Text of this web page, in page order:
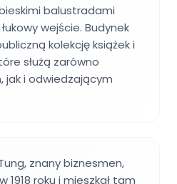
balustradami
wejście. Budynek
kolekcję książek i
służą zarówno
jak i odwiedzającym
znany biznesmen,
1918 roku i mieszkał tam